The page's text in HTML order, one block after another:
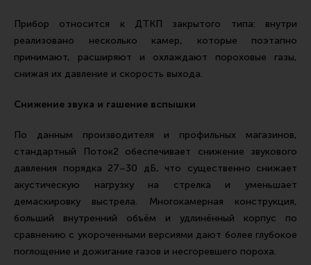
Прибор относится к ДТКП закрытого типа: внутри
реализовано несколько камер, которые поэтапно
принимают, расширяют и охлаждают пороховые газы,
снижая их давление и скорость выхода.
Снижение звука и гашение вспышки
По данным производителя и профильных магазинов,
стандартный Поток2 обеспечивает снижение звукового
давления порядка 27–30 дБ, что существенно снижает
акустическую нагрузку на стрелка и уменьшает
демаскировку выстрела. Многокамерная конструкция,
больший внутренний объём и удлинённый корпус по
сравнению с укороченными версиями дают более глубокое
поглощение и дожигание газов и несгоревшего пороха.